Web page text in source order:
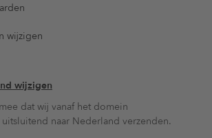
wijzigen
wijzigen
dat wij vanaf het domein
naar Nederland verzenden.